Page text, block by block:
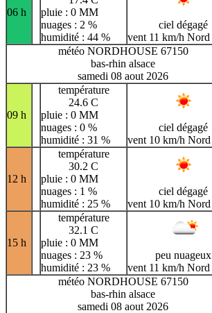
06 h
pluie : 0 MM
nuages : 2 %
humidité : 44 %
ciel dégagé
vent 11 km/h Nord
météo NORDHOUSE 67150
bas-rhin alsace
samedi 08 aout 2026
09 h
température
24.6 C
pluie : 0 MM
nuages : 0 %
humidité : 31 %
ciel dégagé
vent 10 km/h Nord
12 h
température
30.2 C
pluie : 0 MM
nuages : 1 %
humidité : 25 %
ciel dégagé
vent 10 km/h Nord
15 h
température
32.1 C
pluie : 0 MM
nuages : 23 %
humidité : 23 %
peu nuageux
vent 11 km/h Nord
météo NORDHOUSE 67150
bas-rhin alsace
samedi 08 aout 2026